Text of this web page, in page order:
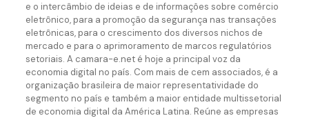
e o intercâmbio de ideias e de informações sobre comércio
eletrônico, para a promoção da segurança nas transações
eletrônicas, para o crescimento dos diversos nichos de
mercado e para o aprimoramento de marcos regulatórios
setoriais. A camara-e.net é hoje a principal voz da
economia digital no país. Com mais de cem associados, é a
organização brasileira de maior representatividade do
segmento no país e também a maior entidade multissetorial
de economia digital da América Latina. Reúne as empresas